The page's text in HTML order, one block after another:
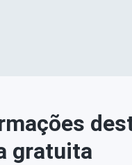
gratuita